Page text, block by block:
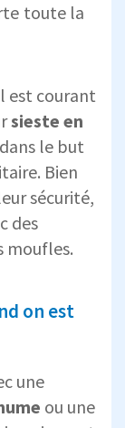
toute la
est courant
sieste en
le but
Bien
sécurité,
des
moufles.
on est
une
ou une